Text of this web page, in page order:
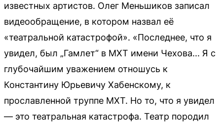
известных артистов. Олег Меньшиков записал
видеообращение, в котором назвал её
«театральной катастрофой». «Последнее, что я
увидел, был „Гамлет“ в МХТ имени Чехова... Я с
глубочайшим уважением отношусь к
Константину Юрьевичу Хабенскому, к
прославленной труппе МХТ. Но то, что я увидел
— это театральная катастрофа. Театр породил